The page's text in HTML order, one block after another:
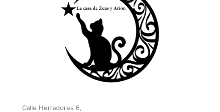
Calle Herradores 6,